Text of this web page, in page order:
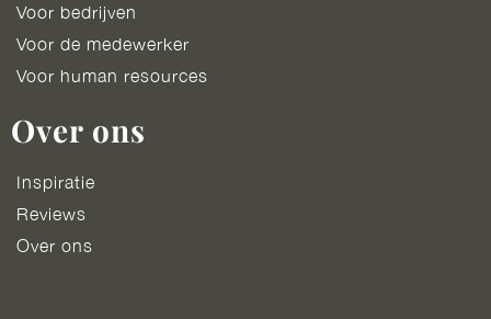
Voor bedrijven
Voor de medewerker
Voor human resources
Over ons
Inspiratie
Reviews
Over ons